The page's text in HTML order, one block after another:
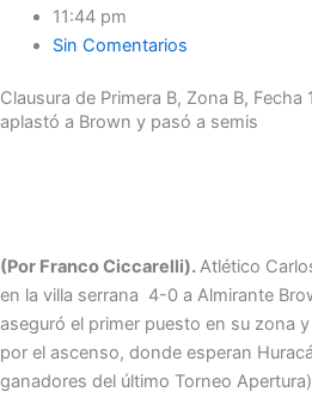
11:44 pm
Sin Comentarios
Clausura de Primera B, Zona B,
aplastó a Brown y pasó a semis
(Por Franco Ciccarelli).Atlético
en la villa serrana 4-0 a Almirante
aseguró el primer puesto en su zona
por el ascenso, donde esperan
ganadores del último Torneo